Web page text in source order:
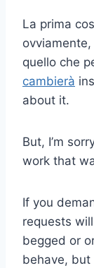
La prima
quello che
cambierà
about it.
But, I’m
work that
If you
requests
begged or
behave,